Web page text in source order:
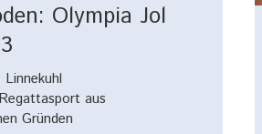
Olympia Jol
aus
Gründen